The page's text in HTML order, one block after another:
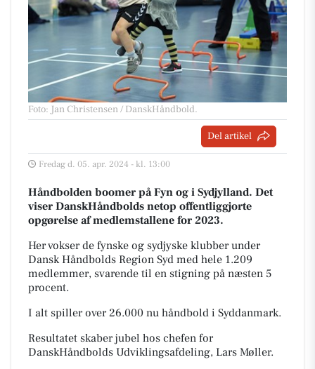
Foto: Jan Christensen / DanskHåndbold.
Del artikel
Fredag d. 05. apr. 2024 - kl. 13:00
Håndbolden boomer på Fyn og i Sydjylland. Det
viser DanskHåndbolds netop offentliggjorte
opgørelse af medlemstallene for 2023.
Her vokser de fynske og sydjyske klubber under
Dansk Håndbolds Region Syd med hele 1.209
medlemmer, svarende til en stigning på næsten 5
procent.
I alt spiller over 26.000 nu håndbold i Syddanmark.
Resultatet skaber jubel hos chefen for
DanskHåndbolds Udviklingsafdeling, Lars Møller.